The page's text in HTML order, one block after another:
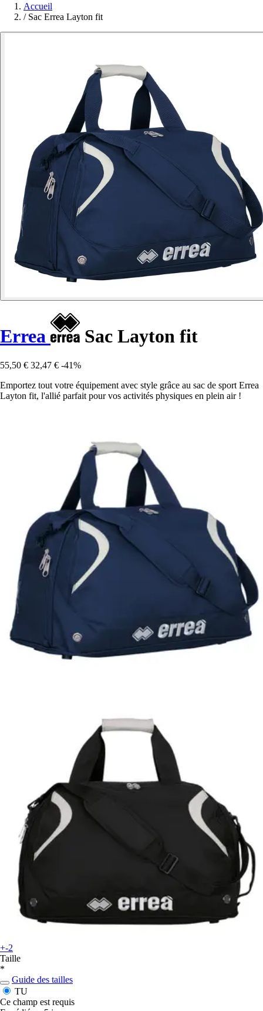
Accueil
/ Sac Errea Layton fit
Errea Sac Layton fit
55,50 € 32,47 € -41%
Emportez tout votre équipement avec style grâce au sac de sport Errea
Layton fit, l'allié parfait pour vos activités physiques en plein air !
+-2
Taille
*
Guide des tailles
TU
Ce champ est requis